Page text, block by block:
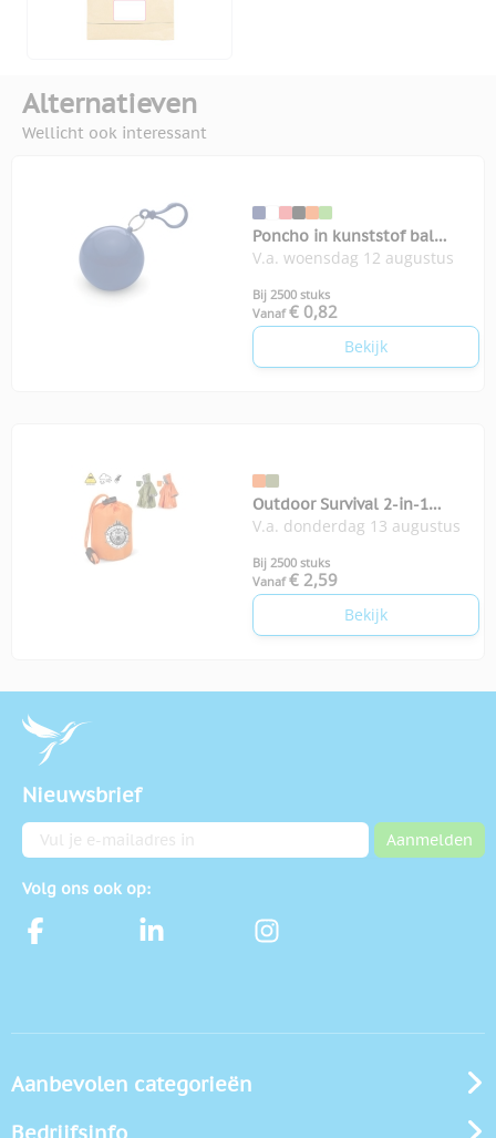
Alternatieven
Wellicht ook interessant
Poncho in kunststof bal
Nimbus
V.a. woensdag 12 augustus
Bij 2500 stuks
Vanaf € 0,82
Bekijk
Outdoor Survival 2-in-1
thermische poncho
V.a. donderdag 13 augustus
Bij 2500 stuks
Vanaf € 2,59
Bekijk
Nieuwsbrief
E-mailadres Aanmelden
Volg ons ook op:
Aanbevolen categorieën